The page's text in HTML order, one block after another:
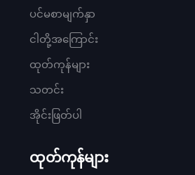
ပင်မစာမျက်နှာ
ငါတို့အကြောင်း
ထုတ်ကုန်များ
သတင်း
အိုင်းဖြတ်ပါ
ထုတ်ကုန်များ